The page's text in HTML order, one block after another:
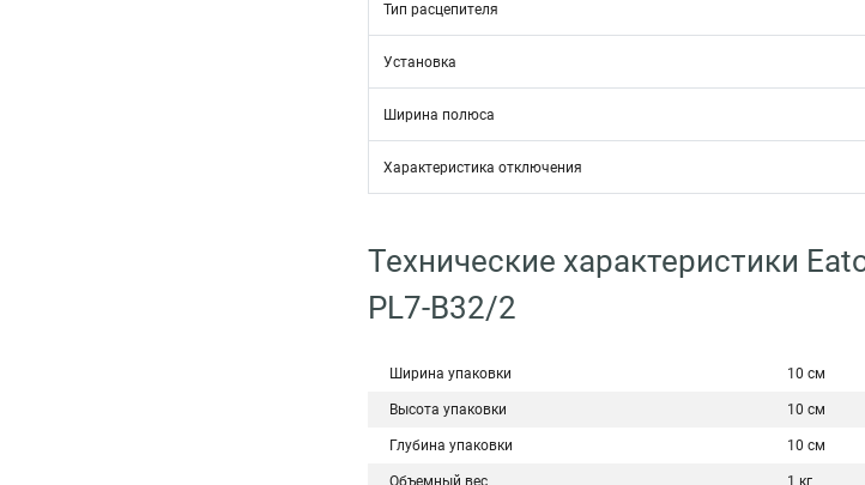
Тип расцепителя
Установка
Ширина полюса
Характеристика отключения
Технические характеристики
PL7-B32/2
Ширина упаковки 10 см
Высота упаковки 10 см
Глубина упаковки 10 см
Объемный вес 1 кг